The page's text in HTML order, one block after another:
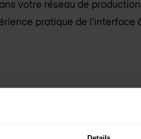
votre réseau de
pratique de l'interface